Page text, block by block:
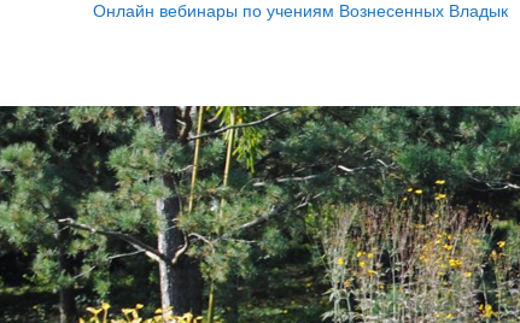
Онлайн вебинары по учениям Вознесенных Владык